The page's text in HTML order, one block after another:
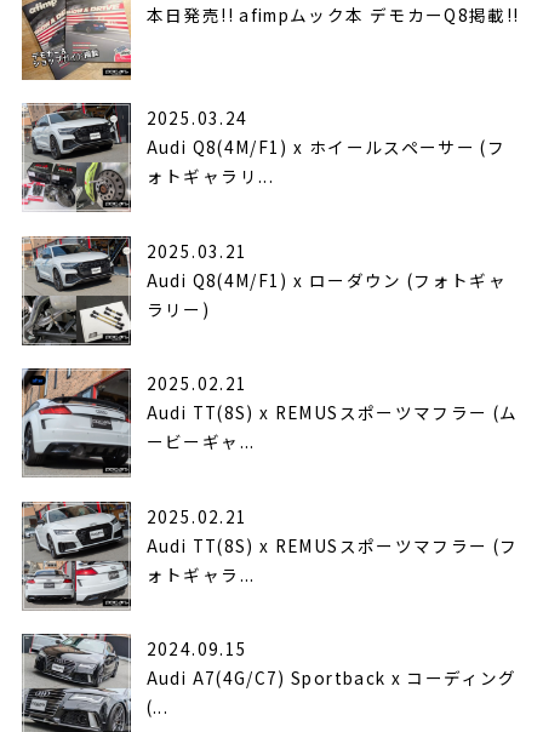
本日発売!! afimpムック本 デモカーQ8掲載!!
2025.03.24
Audi Q8(4M/F1) x ホイールスペーサー (フ
ォトギャラリ...
2025.03.21
Audi Q8(4M/F1) x ローダウン (フォトギャ
ラリー)
2025.02.21
Audi TT(8S) x REMUSスポーツマフラー (ム
ービーギャ...
2025.02.21
Audi TT(8S) x REMUSスポーツマフラー (フ
ォトギャラ...
2024.09.15
Audi A7(4G/C7) Sportback x コーディング
(...